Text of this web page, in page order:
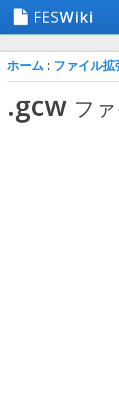
FESWiki
ホーム : ファイル拡
.gcw フ